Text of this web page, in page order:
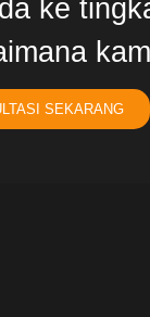
ke
SEKARANG